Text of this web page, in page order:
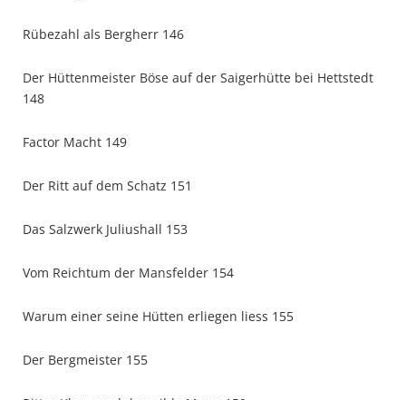
Rübezahl als Bergherr 146
Der Hüttenmeister Böse auf der Saigerhütte bei Hettstedt
148
Factor Macht 149
Der Ritt auf dem Schatz 151
Das Salzwerk Juliushall 153
Vom Reichtum der Mansfelder 154
Warum einer seine Hütten erliegen liess 155
Der Bergmeister 155